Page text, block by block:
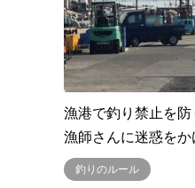
漁港で釣り禁止を防
漁師さんに迷惑を
釣りのルール